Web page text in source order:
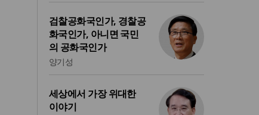
검찰공화국인가, 경찰공
화국인가, 아니면 국민
의 공화국인가
양기성
세상에서 가장 위대한
이야기